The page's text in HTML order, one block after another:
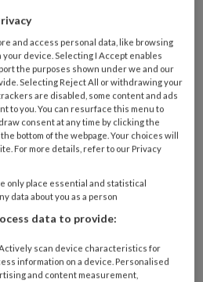
Kamer steunden de
een brede coalitie van
gevraagd hebben om
het aantal
Na deze incidentele
steeds noodzakelijk dat
gevonden wordt.
de oproep het aantal
and access personal data, like browsing
device. Selecting I Accept enables
the purposes shown under we and our
Selecting Reject All or withdrawing your
are disabled, some content and ads
to you. You can resurface this menu to
consent at any time by clicking the
bottom of the webpage. Your choices will
For more details, refer to our Privacy
only place essential and statistical
data about you as a person
data to provide:
scan device characteristics for
information on a device. Personalised
and content measurement,